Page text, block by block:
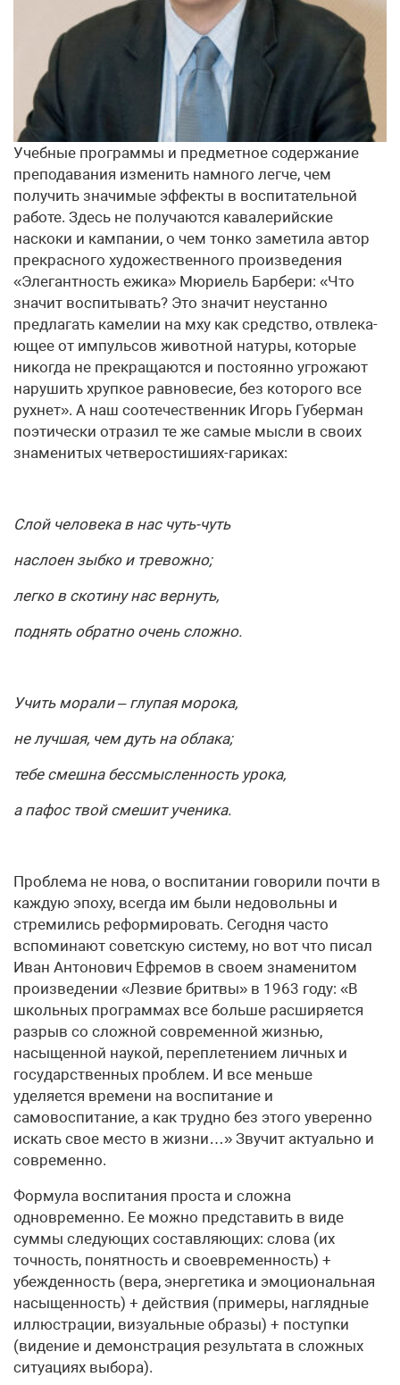
Учебные программы и предметное содержание
преподавания изменить намного легче, чем
получить значимые эффекты в воспитательной
работе. Здесь не получаются кавалерийские
наскоки и кампании, о чем тонко заметила автор
прекрасного художественного произведения
«Элегантность ежика» Мюриель Барбери: «Что
значит воспитывать? Это значит неустанно
предлагать камелии на мху как средство, отвлека­
ющее от импульсов животной натуры, которые
никогда не прекращаются и постоянно угрожают
нарушить хрупкое равновесие, без которого все
рухнет». А наш соотечественник Игорь Губерман
поэтически отразил те же самые мысли в своих
знаменитых четверостишиях-гариках:
Слой человека в нас чуть-чуть
наслоен зыбко и тревожно;
легко в скотину нас вернуть,
поднять обратно очень сложно.
Учить морали – глупая морока,
не лучшая, чем дуть на облака;
тебе смешна бессмысленность урока,
а пафос твой смешит ученика.
Проблема не нова, о воспитании говорили почти в
каждую эпоху, всегда им были недовольны и
стремились реформировать. Сегодня часто
вспоминают советскую систему, но вот что писал
Иван Антонович Ефремов в своем знаменитом
произведении «Лезвие бритвы» в 1963 году: «В
школьных программах все больше расширяется
разрыв со сложной современной жизнью,
насыщенной наукой, переплетением личных и
государственных проблем. И все меньше
уделяется времени на воспитание и
самовоспитание, а как трудно без этого уверенно
искать свое место в жизни…» Звучит актуально и
современно.
Формула воспитания проста и сложна
одновременно. Ее можно представить в виде
суммы следу­ющих составляющих: слова (их
точность, понятность и своевременность) +
убежденность (вера, энергетика и эмоциональная
насыщенность) + действия (примеры, наглядные
иллюстрации, визуальные образы) + поступки
(видение и демонстрация результата в сложных
ситуациях выбора).